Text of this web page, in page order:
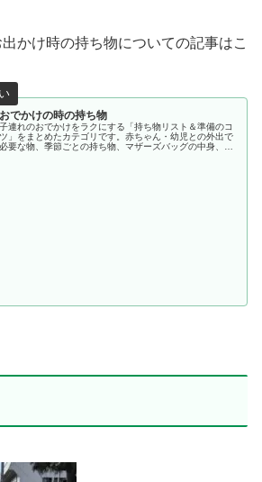
かけ時の持ち物についての記事はこ
おでかけの時の持ち物
子連れのおでかけをラクにする「持ち物リスト＆準備のコ
ツ」をまとめたカテゴリです。赤ちゃん・幼児との外出で
必要な物、季節ごとの持ち物、マザーズバッグの中身、あ